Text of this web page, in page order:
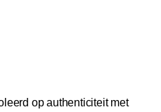
op authenticiteit met